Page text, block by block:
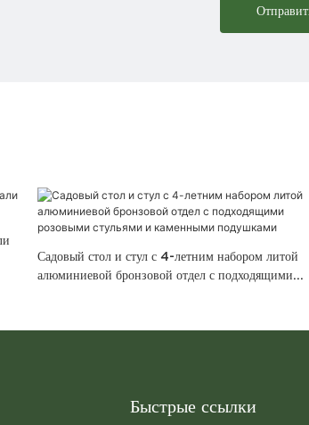
Садовый стол и стул с 4-летним набором литой
алюминиевой бронзовой отдел с подходящими
Быстрые ссылки